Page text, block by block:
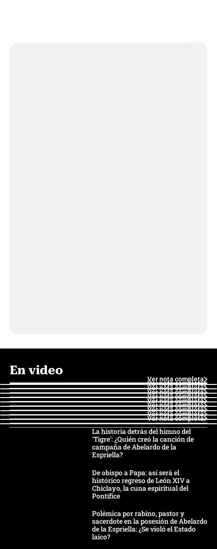
En video
Ver nota completa
Ver nota completa
Ver nota completa
Ver nota completa
Ver nota completa
Ver nota completa
Ver nota completa
Ver nota completa
Ver nota completa
Ver nota completa
La historia detrás del himno del
'Tigre': ¿Quién creó la canción de
campaña de Abelardo de la
Espriella?
De obispo a Papa: así será el
histórico regreso de León XIV a
Chiclayo, la cuna espiritual del
Pontífice
Polémica por rabino, pastor y
sacerdote en la posesión de Abelardo
de la Espriella: ¿Se violó el Estado
laico?